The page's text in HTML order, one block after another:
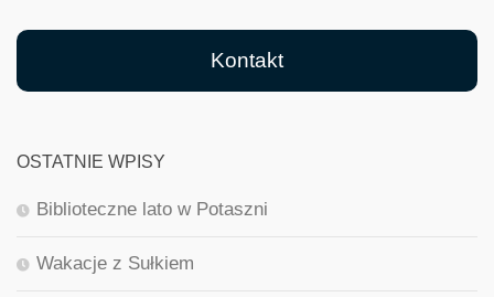
Kontakt
OSTATNIE WPISY
Biblioteczne lato w Potaszni
Wakacje z Sułkiem